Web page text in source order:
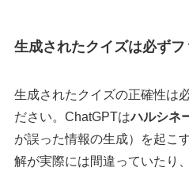
生成されたクイズは必ず
生成されたクイズの正確性は
ださい。ChatGPTはハルシネ
が誤った情報の生成）を起こ
解が実際には間違っていたり